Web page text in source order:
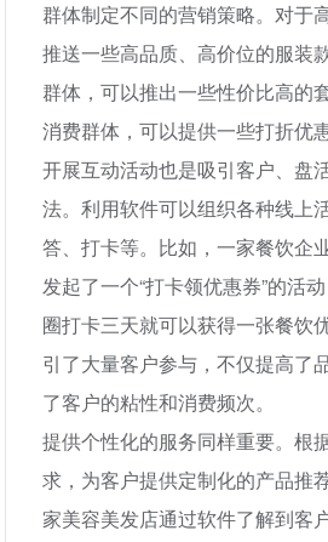
群体制定不同的营销策略。对于
推送一些高品质、高价位的服装
群体，可以推出一些性价比高的
消费群体，可以提供一些打折优惠
开展互动活动也是吸引客户、盘
法。利用软件可以组织各种线上
答、打卡等。比如，一家餐饮企
发起了一个“打卡领优惠券”的活
圈打卡三天就可以获得一张餐饮
引了大量客户参与，不仅提高了
了客户的粘性和消费频次。
提供个性化的服务同样重要。根
求，为客户提供定制化的产品推
家美容美发店通过软件了解到客